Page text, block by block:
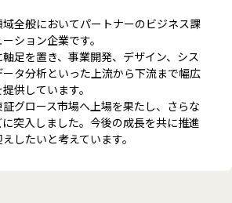
全般においてパートナーのビジネス課
ション企業です。
足を置き、事業開発、デザイン、シス
タ分析といった上流から下流まで幅広
供しています。
グロース市場へ上場を果たし、さらな
突入しました。今後の成長を共に推進
したいと考えています。